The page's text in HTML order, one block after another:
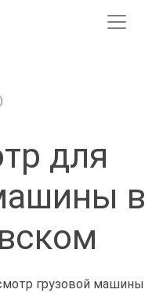
)
для
в
грузовой машины